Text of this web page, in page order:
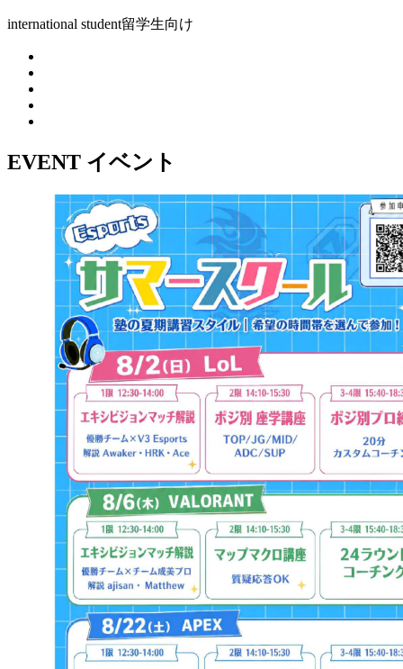
international student留学生向け
EVENT イベント